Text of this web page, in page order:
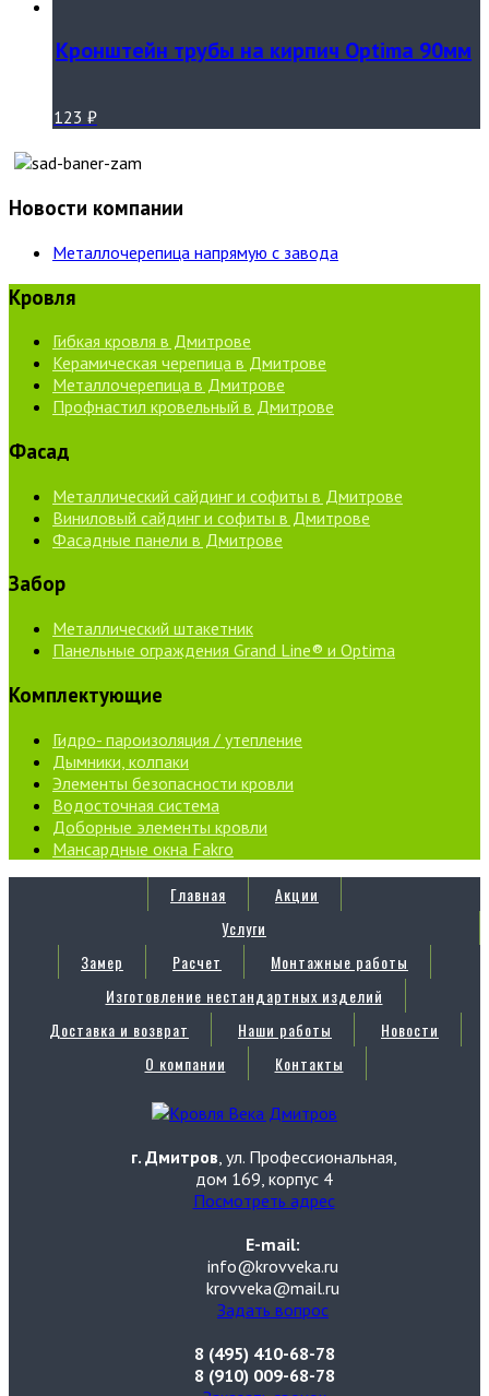
Кронштейн трубы на кирпич Optima 90мм
123 ₽
Новости компании
Металлочерепица напрямую с завода
Кровля
Гибкая кровля в Дмитрове
Керамическая черепица в Дмитрове
Металлочерепица в Дмитрове
Профнастил кровельный в Дмитрове
Фасад
Металлический сайдинг и софиты в Дмитрове
Виниловый сайдинг и софиты в Дмитрове
Фасадные панели в Дмитрове
Забор
Металлический штакетник
Панельные ограждения Grand Line® и Optima
Комплектующие
Гидро- пароизоляция / утепление
Дымники, колпаки
Элементы безопасности кровли
Водосточная система
Доборные элементы кровли
Мансардные окна Fakro
Главная
Акции
Услуги
Замер
Расчет
Монтажные работы
Изготовление нестандартных изделий
Доставка и возврат
Наши работы
Новости
О компании
Контакты
г. Дмитров , ул. Профессиональная,
дом 169, корпус 4
Посмотреть адрес
E-mail:
info@krovveka.ru
krovveka@mail.ru
Задать вопрос
8 (495) 410-68-78
8 (910) 009-68-78